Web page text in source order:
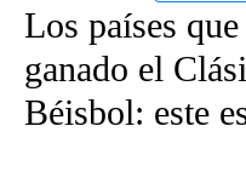
Los países
ganado el
Béisbol: este